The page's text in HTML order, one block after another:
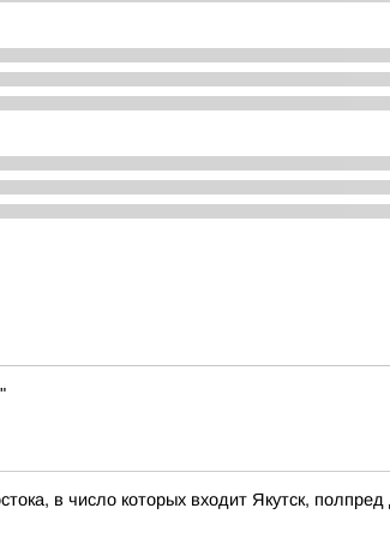
в число которых входит Якутск,